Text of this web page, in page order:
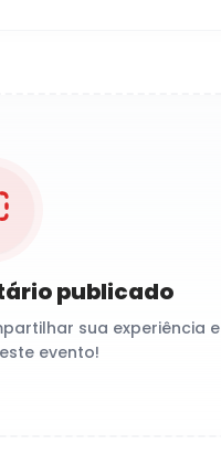
publicado
sua experiência e
evento!